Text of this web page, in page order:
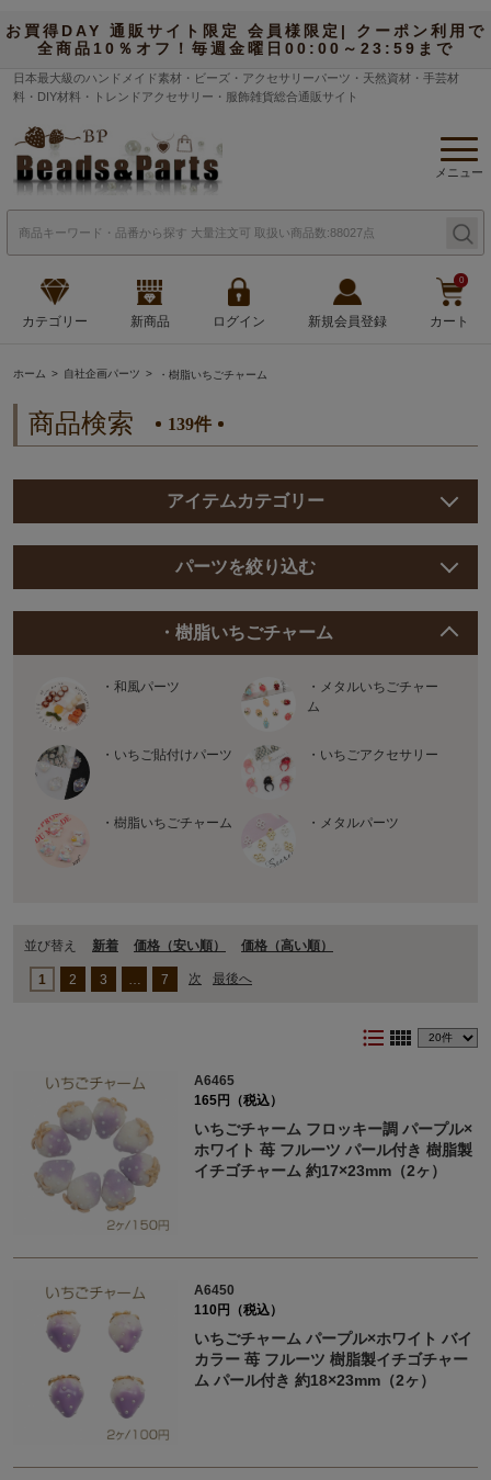
お買得DAY 通販サイト限定 会員様限定| クーポン利用で
全商品10％オフ！毎週金曜日00:00～23:59まで
日本最大級のハンドメイド素材・ビーズ・アクセサリーパーツ・天然資材・手芸材
料・DIY材料・トレンドアクセサリー・服飾雑貨総合通販サイト
メニュー
カテゴリー 新商品 ログイン 新規会員登録
0
カート
ホーム 自社企画パーツ ・樹脂いちごチャーム
商品検索 139件
アイテムカテゴリー
パーツを絞り込む
・樹脂いちごチャーム
・和風パーツ
・メタルいちごチャー
ム
・いちご貼付けパーツ ・いちごアクセサリー
・樹脂いちごチャーム ・メタルパーツ
並び替え 新着 価格（安い順） 価格（⾼い順）
1 2 3 7 次 最後へ
format_list_bulleted view_comfy
A6465
165円（税込）
いちごチャーム フロッキー調 パープル×
ホワイト 苺 フルーツ パール付き 樹脂製
イチゴチャーム 約17×23mm（2ヶ）
A6450
110円（税込）
いちごチャーム パープル×ホワイト バイ
カラー 苺 フルーツ 樹脂製イチゴチャー
ム パール付き 約18×23mm（2ヶ）